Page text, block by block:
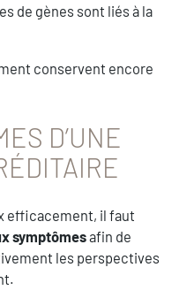
de gènes sont liés à la
conservent encore
D’UNE
efficacement, il faut
symptômesafin de
les perspectives